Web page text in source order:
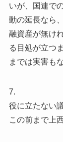
いが、国連で
動の延長なら
融資産が無け
る目処が立つ
までは実害も
7.
役に立たない
この前まで上